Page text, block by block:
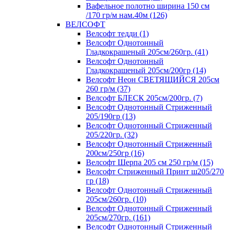
Вафельное полотно ширина 150 см
/170 гр/м нам.40м (126)
ВЕЛСОФТ
Велсофт тедди (1)
Велсофт Однотонный
Гладкокрашеный 205см/260гр. (41)
Велсофт Однотонный
Гладкокрашеный 205см/200гр (14)
Велсофт Неон СВЕТЯЩИЙСЯ 205см
260 гр/м (37)
Велсофт БЛЕСК 205см/200гр. (7)
Велсофт Однотонный Стриженный
205/190гр (13)
Велсофт Однотонный Стриженный
205/220гр. (32)
Велсофт Однотонный Стриженный
200см/250гр (16)
Велсофт Шерпа 205 см 250 гр/м (15)
Велсофт Стриженный Принт ш205/270
гр (18)
Велсофт Однотонный Стриженный
205см/260гр. (10)
Велсофт Однотонный Стриженный
205см/270гр. (161)
Велсофт Однотонный Стриженный